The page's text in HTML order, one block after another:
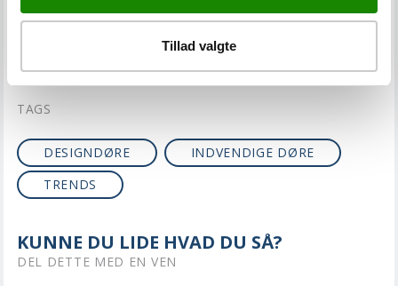
Tillad valgte
SMART
TAGS
DESIGNDØRE
INDVENDIGE DØRE
TRENDS
KUNNE DU LIDE HVAD DU SÅ?
DEL DETTE MED EN VEN